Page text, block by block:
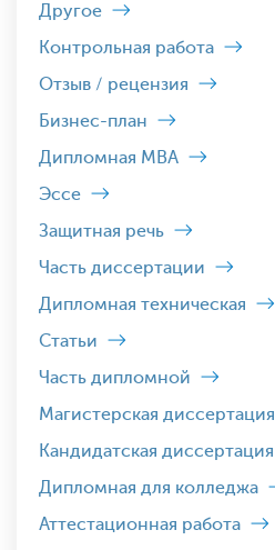
Другое
Контрольная работа
Отзыв / рецензия
Бизнес-план
Дипломная MBA
Эссе
Защитная речь
Часть диссертации
Дипломная техническая
Статьи
Часть дипломной
Магистерская диссертация
Кандидатская диссертация
Дипломная для колледжа
Аттестационная работа